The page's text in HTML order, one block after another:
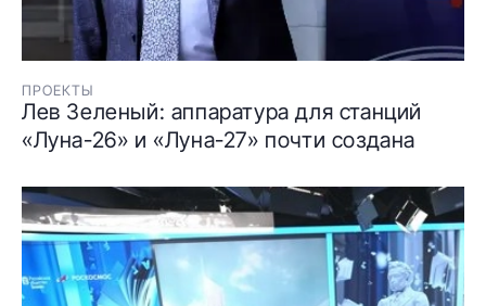
ПРОЕКТЫ
Лев Зеленый: аппаратура для станций
«Луна-26» и «Луна-27» почти создана